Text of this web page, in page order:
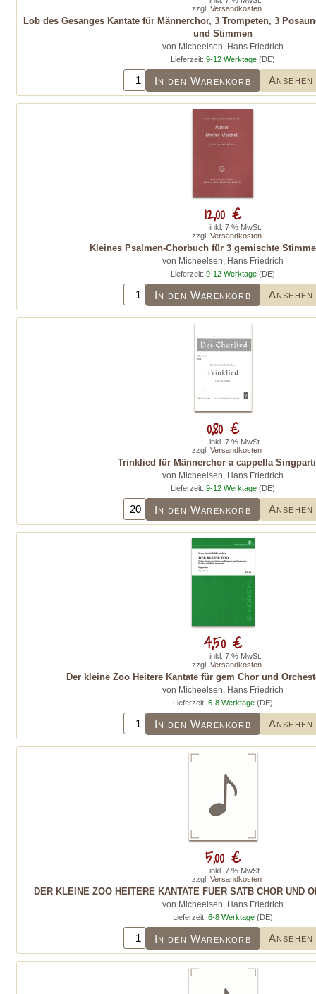
Lob des Gesanges Kantate für Männerchor, 3 Trompeten, 3
und Stimmen
von Micheelsen, Hans Friedrich
Lieferzeit: 9-12 Werktage (DE)
In den Warenkorb Ansehen
zzgl. Versandkosten
Kleines Psalmen-Chorbuch für 3 gemischte
von Micheelsen, Hans Friedrich
Lieferzeit: 9-12 Werktage (DE)
In den Warenkorb Ansehen
12,00 €
inkl. 7 % MwSt.
zzgl. Versandkosten
Trinklied für Männerchor a cappella
von Micheelsen, Hans Friedrich
Lieferzeit: 9-12 Werktage (DE)
In den Warenkorb Ansehen
0,80 €
inkl. 7 % MwSt.
zzgl. Versandkosten
Der kleine Zoo Heitere Kantate für gem Chor und
von Micheelsen, Hans Friedrich
Lieferzeit: 6-8 Werktage (DE)
In den Warenkorb Ansehen
4,50 €
inkl. 7 % MwSt.
zzgl. Versandkosten
DER KLEINE ZOO HEITERE KANTATE FUER SATB CHOR UND
von Micheelsen, Hans Friedrich
Lieferzeit: 6-8 Werktage (DE)
In den Warenkorb Ansehen
5,00 €
inkl. 7 % MwSt.
zzgl. Versandkosten